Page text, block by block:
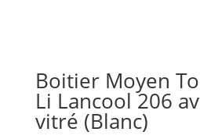
Boitier Moyen
Li Lancool 206
vitré (Blanc)